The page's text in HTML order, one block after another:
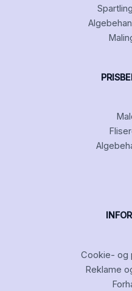
Cookie- og
Reklame